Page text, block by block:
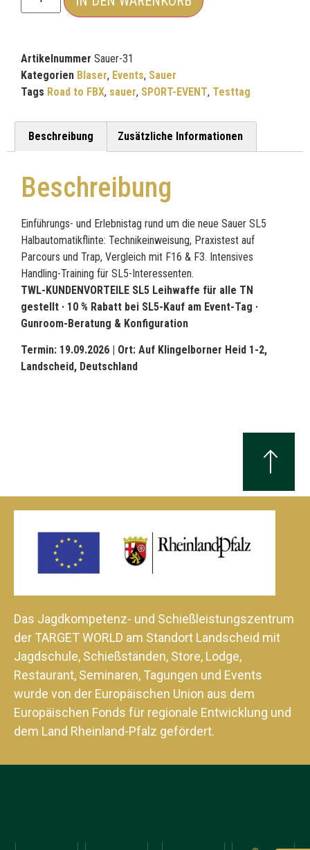
Artikelnummer Sauer-31
Kategorien Blaser, Events, Sauer
Tags Road to FBX, sauer, SPORT-EVENT, Testtag
Beschreibung Zusätzliche Informationen
Beschreibung
Einführungs- und Erlebnistag rund um die neue Sauer SL5
Halbautomatikflinte: Technikeinweisung, Praxistest auf
Parcours und Trap, Vergleich mit F16 & F3. Intensives
Handling-Training für SL5-Interessenten.
TWL-KUNDENVORTEILE SL5 Leihwaffe für alle TN
gestellt · 10 % Rabatt bei SL5-Kauf am Event-Tag ·
Gunroom-Beratung & Konfiguration
Termin: 19.09.2026 | Ort: Auf Klingelborner Heid 1-2,
Landscheid, Deutschland
Das Jagdkompetenz- und Schießleistungszentrum
der TARGET WORLD am Standort Landscheid mit
Jagdschule, Schießständen, Store, Lodge,
Restaurant, Seminaren, Tagungen und Events
wurde von der Europäischen Union aus dem
Europäischen Fonds für regionale Entwicklung und
dem Land Rheinland-Pfalz gefördert.